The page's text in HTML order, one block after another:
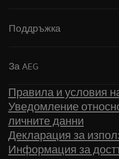
Поддръжка
За AEG
Правила и условия
Уведомление
личните данни
Декларация за
Информация за